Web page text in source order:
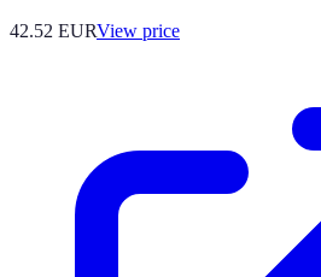
42.52 EURView price